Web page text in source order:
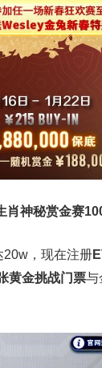
肖神秘赏金赛
20w，现在注册
黄金挑战门票与